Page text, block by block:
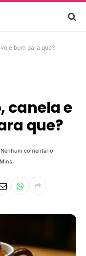
é bom para que?
canela e
que?
Nenhum comentário